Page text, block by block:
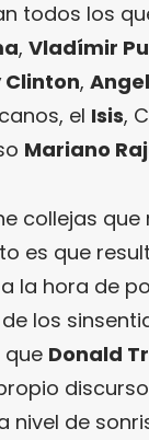
todos los
, Vladímir
Clinton,
el Isis,
Mariano
collejas
es que
la hora de
los
que Donald
nivel de